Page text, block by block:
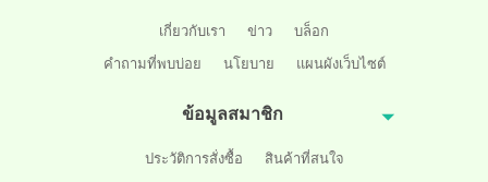
เกี่ยวกับเรา ข่าว
บล็อก
คำถามที่พบบ่อย
นโยบาย แผนผังเว็บไซต์
ข้อมูลสมาชิก
ประวัติการสั่งซื้อ
สินค้าที่สนใจ